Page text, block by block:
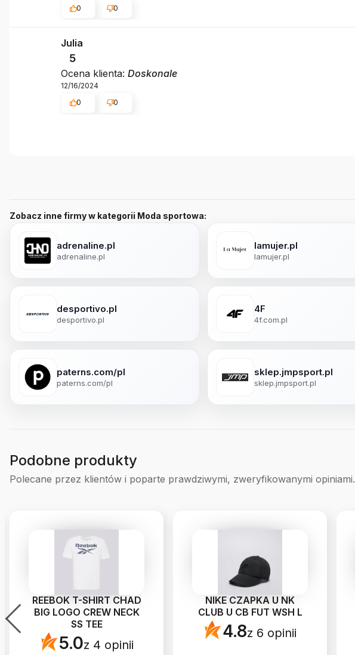
0
0
Julia
5
Ocena klienta: Doskonale
12/16/2024
0
0
Zobacz inne firmy w kategorii Moda sportowa:
adrenaline.pl
adrenaline.pl
lamujer.pl
lamujer.pl
desportivo.pl
desportivo.pl
4F
4f.com.pl
paterns.com/pl
paterns.com/pl
sklep.jmpsport.pl
sklep.jmpsport.pl
Podobne produkty
Polecane przez klientów i poparte prawdziwymi, zweryfikowanymi opiniami.
REEBOK T-SHIRT CHAD
BIG LOGO CREW NECK
SS TEE
5.0z 4 opinii
NIKE CZAPKA U NK
CLUB U CB FUT WSH L
4.8z 6 opinii